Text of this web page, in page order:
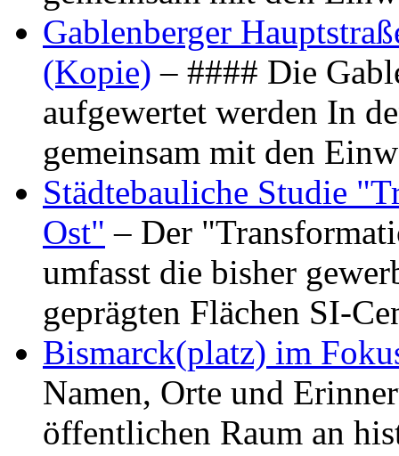
Gablenberger
(Kopie) – #### Die
aufgewertet werden In
gemeinsam mit den
Städtebauliche Studie
Ost" – Der
umfasst die bisher
geprägten Flächen SI-
Bismarck(platz) im
Namen, Orte und
öffentlichen Raum an